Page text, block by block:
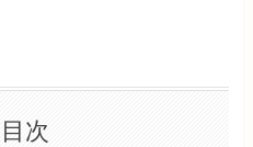
目次